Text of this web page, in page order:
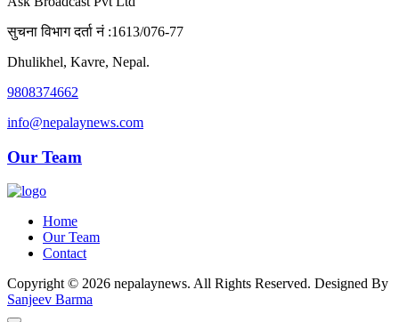
सुचना विभाग दर्ता नं :1613/076-77
Dhulikhel, Kavre, Nepal.
9808374662
info@nepalaynews.com
Our Team
Home
Our Team
Contact
Copyright © 2026 nepalaynews. All Rights Reserved. Designed By
Sanjeev Barma